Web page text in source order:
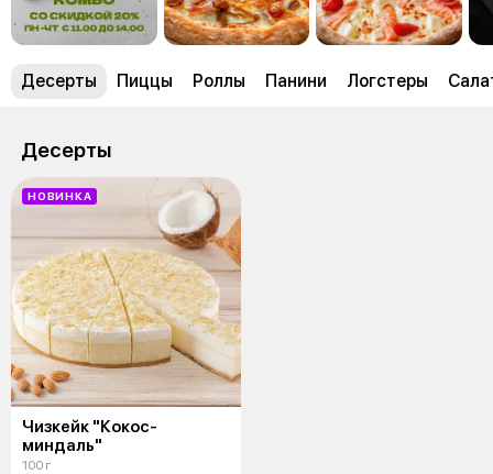
Десерты Пиццы Роллы Панини Логстеры
Десерты
НОВИНКА
Чизкейк "Кокос-
миндаль"
100 г